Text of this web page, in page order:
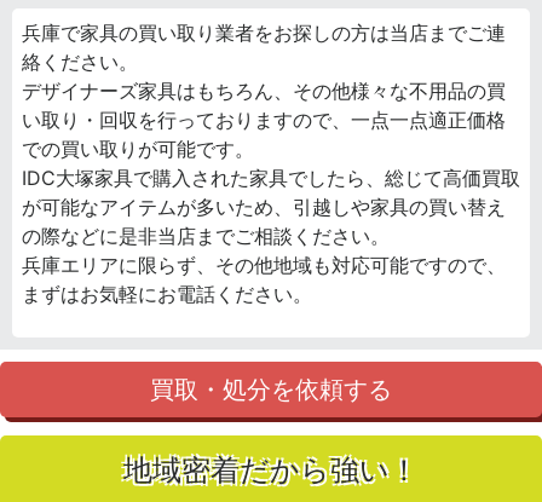
兵庫で家具の買い取り業者をお探しの方は当店までご連
絡ください。
デザイナーズ家具はもちろん、その他様々な不用品の買
い取り・回収を行っておりますので、一点一点適正価格
での買い取りが可能です。
IDC大塚家具で購入された家具でしたら、総じて高価買取
が可能なアイテムが多いため、引越しや家具の買い替え
の際などに是非当店までご相談ください。
兵庫エリアに限らず、その他地域も対応可能ですので、
まずはお気軽にお電話ください。
買取・処分を依頼する
地域密着だから強い！